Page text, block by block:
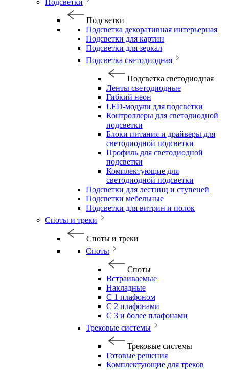
Подсветки
Подсветки
Подсветка декоративная интерьерная
Подсветки для картин
Подсветки для зеркал
Подсветка светодиодная
Подсветка светодиодная
Ленты светодиодные
Гибкий неон
LED-модули для подсветки
Контроллеры для светодиодной
подсветки
Блоки питания и драйверы для
светодиодной подсветки
Профиль для светодиодной
подсветки
Комплектующие для
светодиодной подсветки
Подсветки для лестниц и ступеней
Подсветки мебельные
Подсветки для витрин и полок
Споты и треки
Споты и треки
Споты
Споты
Встраиваемые
Накладные
С 1 плафоном
С 2 плафонами
С 3 и более плафонами
Трековые системы
Трековые системы
Готовые решения
Комплектующие для треков